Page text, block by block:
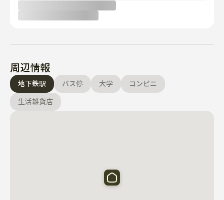
🛌快適滞在
⸻
🏠ハウスルール
	• 16:00以降チェックイン
周辺情報
地下鉄駅
生活雑貨店